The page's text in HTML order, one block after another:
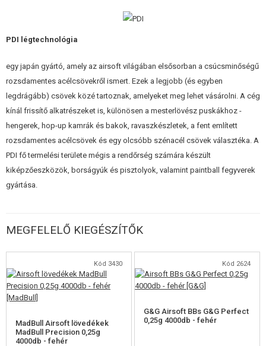
Hossz: 430 mm (a hossz alkalmas például VSR-10 Pro puskákhoz és
elektromos fegyverhez is)
Belső átmérő: 6,01mm
Külső átmérő: 8,55mm
Tolerancia: ±0,002 mm
Megfelelő gumiszalag: klasszikus elektromos airsoft fegyverekhez.
A PDI Co., Ltd. egy 1991-ben alapított japán vállalat, amely az egyik
legrégebbi airsoft fegyverek pótalkatrészgyártója. Kiváló minőségéről és
számos innovatív megoldásáról ismert.
Megjegyzés: A cső pontossága miatt fontos, hogy minőségi lőszert
PDI légtechnológia
egy japán gyártó, amely az airsoft világában elsősorban a csúcsminőségű
rozsdamentes acélcsövekről ismert. Ezek a legjobb (és egyben
legdrágább) csövek közé tartoznak, amelyeket meg lehet vásárolni. A cég
kínál frissítő alkatrészeket is, különösen a mesterlövész puskákhoz -
hengerek, hop-up kamrák és bakok, ravaszkészletek, a fent említett
rozsdamentes acélcsövek és egy olcsóbb szénacél csövek választéka. A
PDI fő termelési területe mégis a rendőrség számára készült
kiképzőeszközök, borságyúk és pisztolyok, valamint paintball fegyverek
gyártása.
MEGFELELŐ KIEGÉSZÍTŐK
Kód 3430
MadBull Airsoft lövedékek
MadBull Precision 0,25g
4000db - fehér
Kód 2624
G&G Airsoft BBs G&G Perfect
0,25g 4000db - fehér